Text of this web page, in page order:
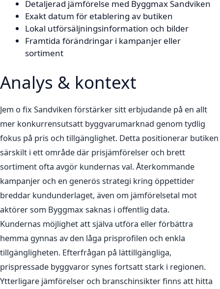
Detaljerad jämförelse med Byggmax Sandviken
Exakt datum för etablering av butiken
Lokal utförsäljningsinformation och bilder
Framtida förändringar i kampanjer eller
sortiment
Analys & kontext
Jem o fix Sandviken förstärker sitt erbjudande på en allt
mer konkurrensutsatt byggvarumarknad genom tydlig
fokus på pris och tillgänglighet. Detta positionerar butiken
särskilt i ett område där prisjämförelser och brett
sortiment ofta avgör kundernas val. Återkommande
kampanjer och en generös strategi kring öppettider
breddar kundunderlaget, även om jämförelsetal mot
aktörer som Byggmax saknas i offentlig data.
Kundernas möjlighet att själva utföra eller förbättra
hemma gynnas av den låga prisprofilen och enkla
tillgängligheten. Efterfrågan på lättillgängliga,
prispressade byggvaror synes fortsatt stark i regionen.
Ytterligare jämförelser och branschinsikter finns att hitta